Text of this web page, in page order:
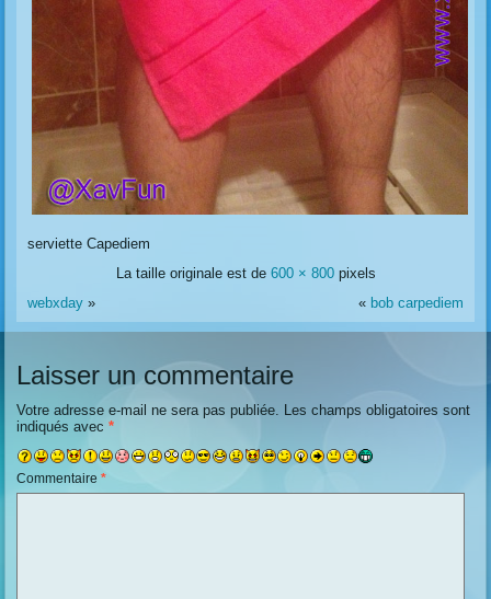
serviette Capediem
La taille originale est de 600 × 800pixels
webxday » « bob carpediem
Laisser un commentaire
Votre adresse e-mail ne sera pas publiée.
Les champs obligatoires sont
indiqués avec*
Commentaire*